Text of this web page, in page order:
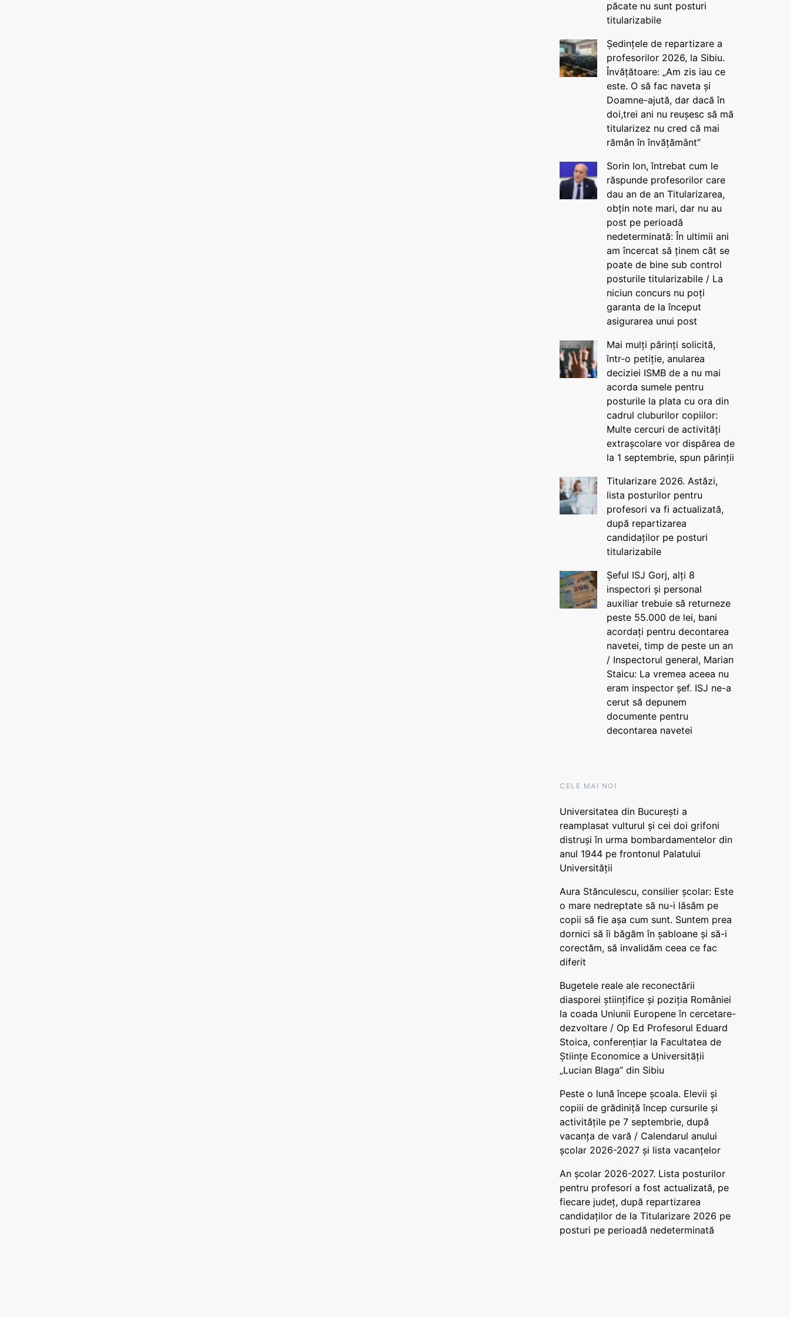
păcate nu sunt posturi
titularizabile
Ședințele de repartizare a
profesorilor 2026, la Sibiu.
Învățătoare: „Am zis iau ce
este. O să fac naveta și
Doamne-ajută, dar dacă în
doi,trei ani nu reușesc să mă
titularizez nu cred că mai
rămân în învățământ”
Sorin Ion, întrebat cum le
răspunde profesorilor care
dau an de an Titularizarea,
obțin note mari, dar nu au
post pe perioadă
nedeterminată: În ultimii ani
am încercat să ținem cât se
poate de bine sub control
posturile titularizabile / La
niciun concurs nu poți
garanta de la început
asigurarea unui post
Mai mulți părinți solicită,
într-o petiție, anularea
deciziei ISMB de a nu mai
acorda sumele pentru
posturile la plata cu ora din
cadrul cluburilor copiilor:
Multe cercuri de activități
extrașcolare vor dispărea de
la 1 septembrie, spun părinții
Titularizare 2026. Astăzi,
lista posturilor pentru
profesori va fi actualizată,
după repartizarea
candidaților pe posturi
titularizabile
Șeful ISJ Gorj, alți 8
inspectori și personal
auxiliar trebuie să returneze
peste 55.000 de lei, bani
acordați pentru decontarea
navetei, timp de peste un an
/ Inspectorul general, Marian
Staicu: La vremea aceea nu
eram inspector șef. ISJ ne-a
cerut să depunem
documente pentru
decontarea navetei
CELE MAI NOI
Universitatea din București a
reamplasat vulturul și cei doi grifoni
distruși în urma bombardamentelor din
anul 1944 pe frontonul Palatului
Universității
Aura Stănculescu, consilier școlar: Este
o mare nedreptate să nu-i lăsăm pe
copii să fie așa cum sunt. Suntem prea
dornici să îi băgăm în șabloane și să-i
corectăm, să invalidăm ceea ce fac
diferit
Bugetele reale ale reconectării
diasporei științifice și poziția României
la coada Uniunii Europene în cercetare-
dezvoltare / Op Ed Profesorul Eduard
Stoica, conferențiar la Facultatea de
Științe Economice a Universității
„Lucian Blaga” din Sibiu
Peste o lună începe școala. Elevii și
copiii de grădiniță încep cursurile și
activitățile pe 7 septembrie, după
vacanța de vară / Calendarul anului
școlar 2026-2027 și lista vacanțelor
An școlar 2026-2027. Lista posturilor
pentru profesori a fost actualizată, pe
fiecare județ, după repartizarea
candidaților de la Titularizare 2026 pe
posturi pe perioadă nedeterminată